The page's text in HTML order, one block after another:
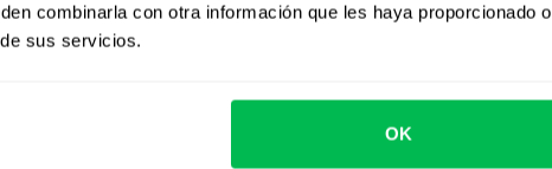
combinarla con otra información que les haya proporcionado o
sus servicios.
OK
Como opción, sugiere que
en la encuesta se
en la creación de un plan para
aborda esta situación